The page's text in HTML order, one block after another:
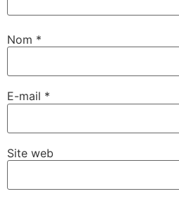
Nom *
E-mail *
Site web